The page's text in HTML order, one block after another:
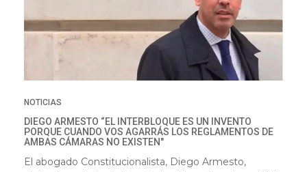
NOTICIAS
DIEGO ARMESTO “EL INTERBLOQUE ES UN INVENTO
PORQUE CUANDO VOS AGARRÁS LOS REGLAMENTOS DE
AMBAS CÁMARAS NO EXISTEN"
El abogado Constitucionalista, Diego Armesto,